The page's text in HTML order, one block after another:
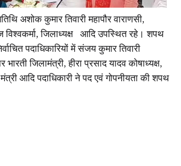
अशोक कुमार तिवारी महापौर वाराणसी,
विश्वकर्मा, जिलाध्यक्ष आदि उपस्थित रहे। शपथ
पदाधिकारियों में संजय कुमार तिवारी
भारती जिलामंत्री, हीरा प्रसाद यादव कोषाध्यक्ष,
आदि पदाधिकारी ने पद एवं गोपनीयता की शपथ